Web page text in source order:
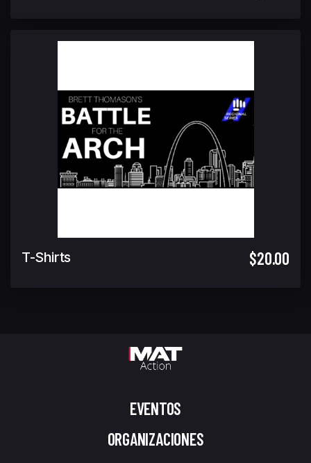
T-Shirts $20.00
EVENTOS
ORGANIZACIONES